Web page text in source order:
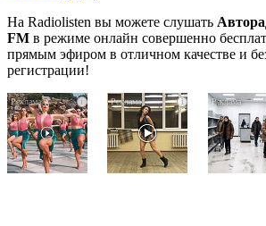
На Radiolisten вы можете слушать
FM в режиме онлайн совершенно
прямым эфиром в отличном качестве и
регистрации!
i
Ржу
переставая,
это
видео
i
Ролик
Омска:
вы
будете